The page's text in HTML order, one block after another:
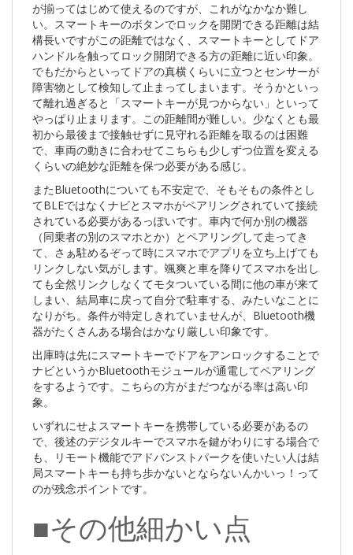
が揃ってはじめて使えるのですが、これがなかなか難し
い。スマートキーのボタンでロックを開閉できる距離は結
構長いですがこの距離ではなく、スマートキーとしてドア
ハンドルを触ってロック開閉できる方の距離に近い印象。
でもだからといってドアの真横くらいに立つとセンサーが
障害物として検知して止まってしまいます。そうかといっ
て離れ過ぎると「スマートキーが見つからない」といって
やっぱり止まります。この距離間が難しい。少なくとも最
初から最後まで接触せずに見守れる距離を取るのは困難
で、車両の動きに合わせてこちらも少しずつ位置を変える
くらいの絶妙な距離を保つ必要がある感じ。
またBluetoothについても不安定で、そもそもの条件とし
てBLEではなくナビとスマホがペアリングされていて接続
されている必要があるっぽいです。車内で何か別の機器
（同乗者の別のスマホとか）とペアリングして走ってき
て、さぁ駐めるぞって時にスマホでアプリを立ち上げても
リンクしない気がします。颯爽と車を降りてスマホを出し
ても全然リンクしなくてモタついている間に他の車が来て
しまい、結局車に戻って自分で駐車する、みたいなことに
なりがち。条件が特定しきれていませんが、Bluetooth機
器がたくさんある場合はかなり厳しい印象です。
出庫時は先にスマートキーでドアをアンロックすることで
ナビというかBluetoothモジュールが通電してペアリング
をするようです。こちらの方がまだつながる率は高い印
象。
いずれにせよスマートキーを携帯している必要があるの
で、後述のデジタルキーでスマホを鍵がわりにする場合で
も、リモート機能でアドバンストパークを使いたい人は結
局スマートキーも持ち歩かないとならないんかいっ！って
のが残念ポイントです。
■その他細かい点